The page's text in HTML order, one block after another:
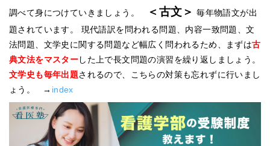
調べて身につけていきましょう。
＜古文＞ 毎年物語文が出
題されています。 現代語訳を問われる問題、内容一致問題、文
法問題、文学史に関する問題など幅広く問われるため、まずは古
典文法をマスターした上で長文問題の演習を繰り返しましょう。
文学史も毎年出題されるので、こちらの対策も忘れずに行いまし
ょう。 → index